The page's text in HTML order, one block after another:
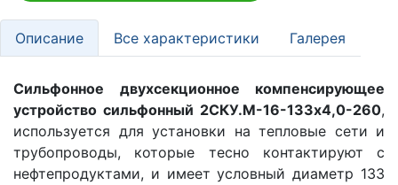
Описание Все характеристики Галерея
Сильфонное двухсекционное компенсирующее
устройство сильфонный 2СКУ.М-16-133x4,0-260,
используется для установки на тепловые сети и
трубопроводы, которые тесно контактируют с
нефтепродуктами, и имеет условный диаметр 133